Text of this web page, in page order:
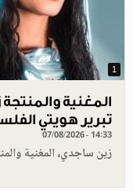
1
المغنية
تبرير هويتي
07/08/2026 - 14:33
زين ساجدي، المغنية